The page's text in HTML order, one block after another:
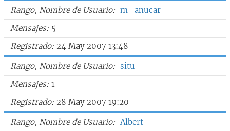
Rango, Nombre de Usuario
m_anucar
Mensajes 5
Registrado 24 May 2007 13:48
Rango, Nombre de Usuario
situ
Mensajes 1
Registrado 28 May 2007 19:20
Rango, Nombre de Usuario
Albert